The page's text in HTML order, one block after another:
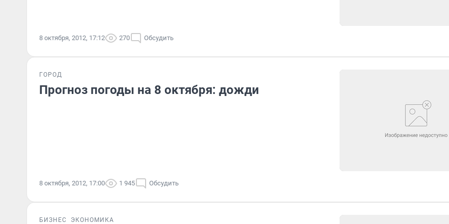
8 октября, 2012, 17:12 270 Обсудить
ГОРОД
Прогноз погоды на 8 октября: дожди
8 октября, 2012, 17:00 1 945 Обсудить
БИЗНЕС ЭКОНОМИКА